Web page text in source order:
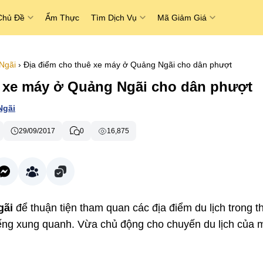
Đề Ẩm Thực Tìm Dịch Vụ Mã Giảm Giá
› Địa điểm cho thuê xe máy ở Quảng Ngãi cho dân phượt
máy ở Quảng Ngãi cho dân phượt
29/09/2017 0 16,875
để thuận tiện tham quan các địa điểm du lịch trong
xung quanh. Vừa chủ động cho chuyến du lịch của